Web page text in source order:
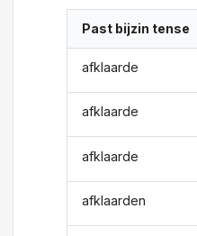
Past bijzin tense
afklaarde
afklaarde
afklaarde
afklaarden